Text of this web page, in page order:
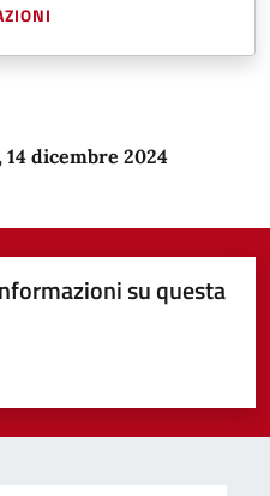
14 dicembre 2024
su questa
su 5
5